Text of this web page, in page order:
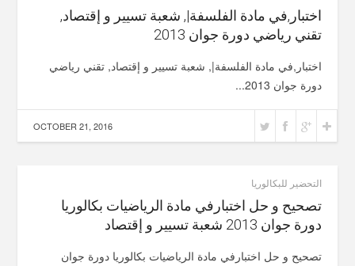
اختبار,في مادة الفلسفة|, شعبة تسيير و إقتصاد,
تقني رياضي دورة جوان 2013
اختبار,في مادة الفلسفة|, شعبة تسيير و إقتصاد, تقني رياضي
دورة جوان 2013...
OCTOBER 21, 2016
التحضير للبكالوريا
تصحيح و حل اختبارفي مادة الرياضيات بكالوريا
دورة جوان 2013 شعبة تسيير و إقتصاد
تصحيح و حل اختبارفي مادة الرياضيات بكالوريا دورة جوان